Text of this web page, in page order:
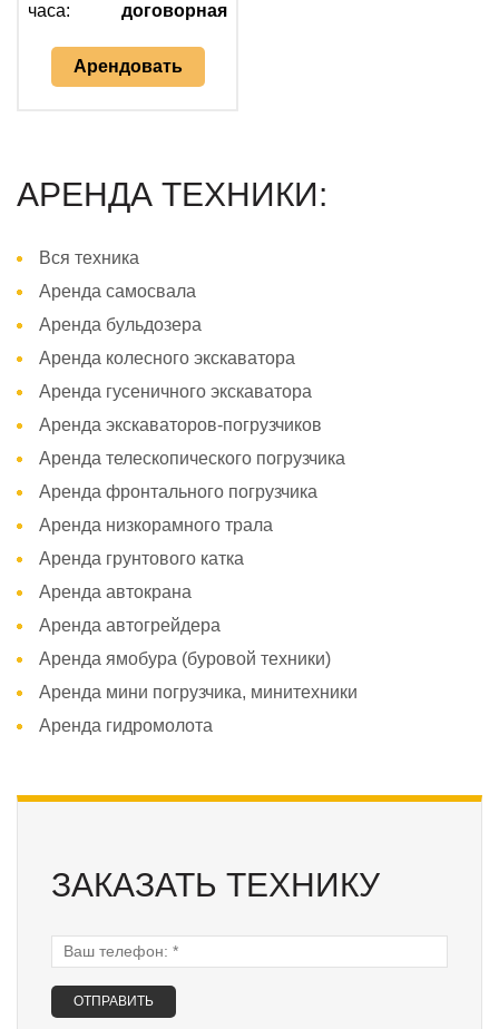
часа:
договорная
Арендовать
АРЕНДА ТЕХНИКИ:
Вся техника
Аренда самосвала
Аренда бульдозера
Аренда колесного экскаватора
Аренда гусеничного экскаватора
Аренда экскаваторов-погрузчиков
Аренда телескопического погрузчика
Аренда фронтального погрузчика
Аренда низкорамного трала
Аренда грунтового катка
Аренда автокрана
Аренда автогрейдера
Аренда ямобура (буровой техники)
Аренда мини погрузчика, минитехники
Аренда гидромолота
ЗАКАЗАТЬ ТЕХНИКУ
Ваш телефон: